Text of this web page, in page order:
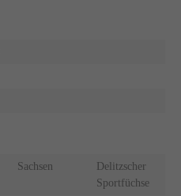
Sachsen
Delitzscher
Sportfüchse